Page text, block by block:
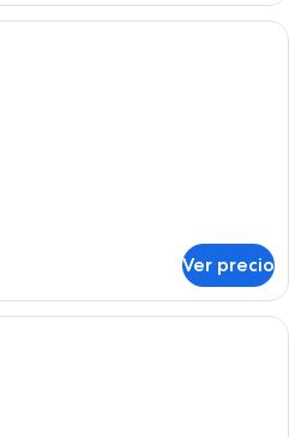
Minibar y caja de seguridad en la
Ver precio
Minibar y caja de seguridad en la